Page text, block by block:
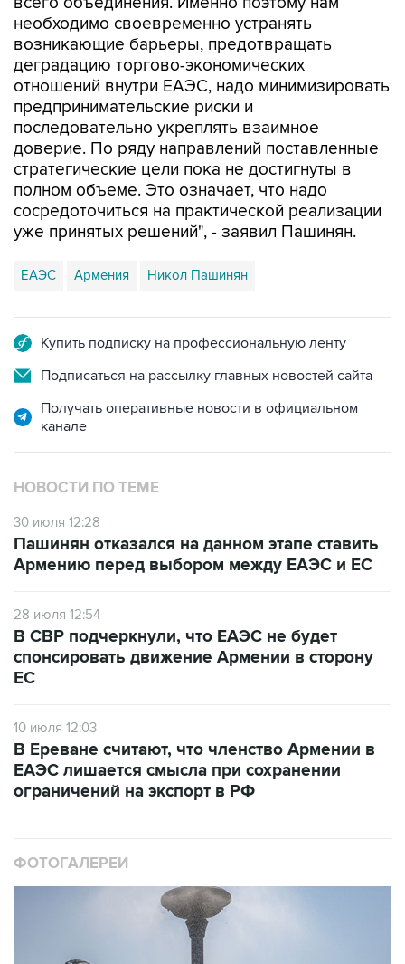
возникающие барьеры, предотвращать
деградацию торгово-экономических
отношений внутри ЕАЭС, надо минимизировать
предпринимательские риски и
последовательно укреплять взаимное
доверие. По ряду направлений поставленные
стратегические цели пока не достигнуты в
полном объеме. Это означает, что надо
сосредоточиться на практической реализации
уже принятых решений", - заявил Пашинян.
ЕАЭС Армения Никол Пашинян
Подписаться на рассылку главных новостей сайта
Получать оперативные новости в официальном
НОВОСТИ ПО ТЕМЕ
30 июля 12:28
Армению перед выбором между ЕАЭС и ЕС
28 июля 12:54
спонсировать движение Армении в сторону
ЕС
ЕАЭС лишается смысла при сохранении
ограничений на экспорт в РФ